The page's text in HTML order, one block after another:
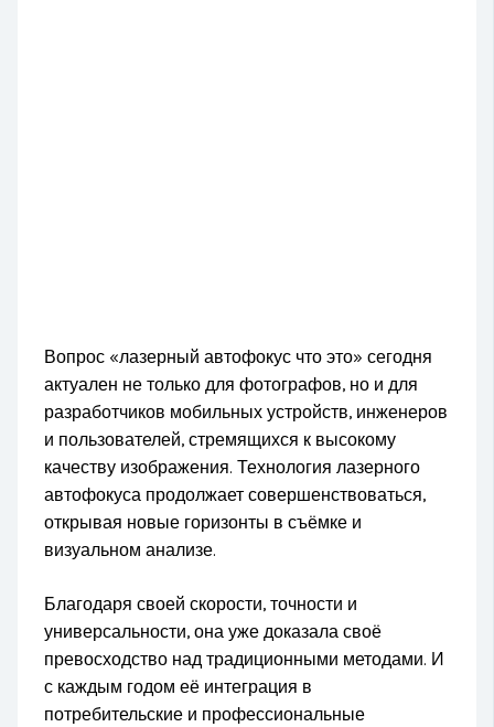
Вопрос «лазерный автофокус что это» сегодня
актуален не только для фотографов, но и для
разработчиков мобильных устройств, инженеров
и пользователей, стремящихся к высокому
качеству изображения. Технология лазерного
автофокуса продолжает совершенствоваться,
открывая новые горизонты в съёмке и
визуальном анализе.
Благодаря своей скорости, точности и
универсальности, она уже доказала своё
превосходство над традиционными методами. И
с каждым годом её интеграция в
потребительские и профессиональные